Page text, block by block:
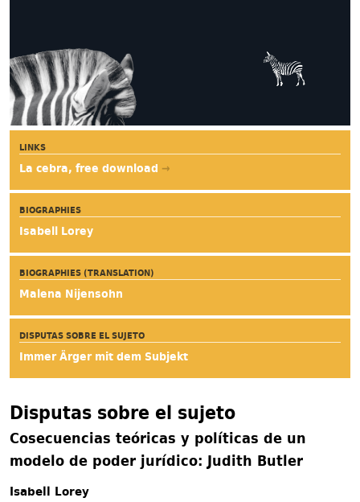
LINKS
La cebra, free download →
BIOGRAPHIES
Isabell Lorey
BIOGRAPHIES (TRANSLATION)
Malena Nijensohn
DISPUTAS SOBRE EL SUJETO
Immer Ärger mit dem Subjekt
Disputas sobre el sujeto
Cosecuencias teóricas y políticas de un
modelo de poder jurídico: Judith Butler
Isabell Lorey